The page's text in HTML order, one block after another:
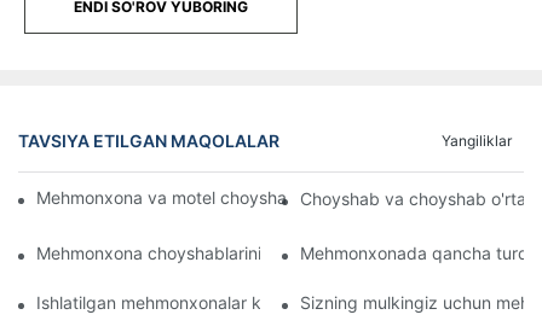
ENDI SO'ROV YUBORING
TAVSIYA ETILGAN MAQOLALAR Yangiliklar
Mehmonxona va motel choyshablarini ulgurji Onlaynda sotib
Choyshab va choyshab
Mehmonxona choyshablarini nima shunchalik qulay qiladi
Mehmonxonada qancha
Ishlatilgan mehmonxonalar kabi sifatli varaqlarni qanday topish
Sizning mulkingiz uchun